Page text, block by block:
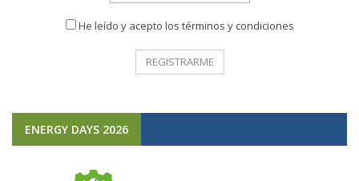
He leído y acepto los términos y condiciones
ENERGY DAYS 2026